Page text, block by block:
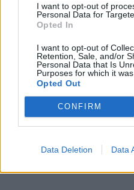
I want to opt-out of
Personal Data for
Opted In
I want to opt-out of
Retention, Sale, and/or
Personal Data that Is
Purposes for which it was
Opted Out
CONFIRM
Data Deletion Data
középiskolai felvételi 2022
szóbeli középiskolai
középiskolai szóbeli
szóbeli felvételi ponthatár
gimnázium szóbeli